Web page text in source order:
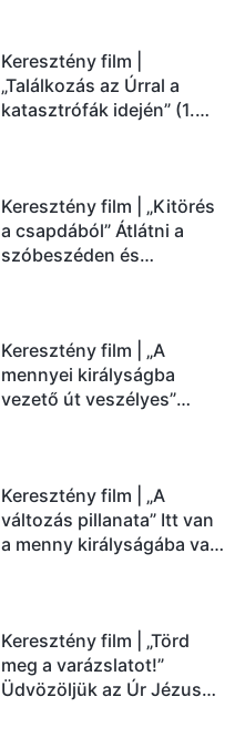
országába? (Magyar
szinkron)
Keresztény film |
„Találkozás az Úrral a
katasztrófák idején” (1.
Keresztény film | „Kitörés
a csapdából” Átlátni a
szóbeszéden és
Keresztény film | „A
mennyei királyságba
vezető út veszélyes”
Keresztény film | „A
változás pillanata” Itt van
a menny királyságába való
Keresztény film | „Törd
meg a varázslatot!”
Üdvözöljük az Úr Jézus